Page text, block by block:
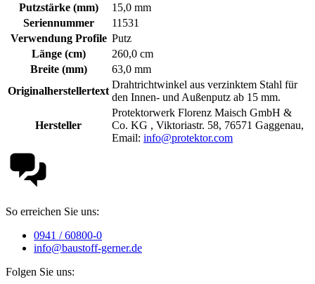
Putzstärke (mm)
15,0 mm
Seriennummer
11531
Verwendung Profile Putz
Länge (cm)
260,0 cm
Breite (mm)
63,0 mm
Originalherstellertext
Drahtrichtwinkel aus verzinktem Stahl für
den Innen- und Außenputz ab 15 mm.
Hersteller
Protektorwerk Florenz Maisch GmbH &
Co. KG , Viktoriastr. 58, 76571 Gaggenau,
Email: info@protektor.com
So erreichen Sie uns:
0941 / 60800-0
info@baustoff-gerner.de
Folgen Sie uns: